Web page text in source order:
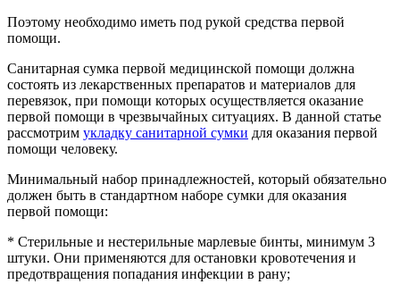
Поэтому необходимо иметь под рукой средства первой
помощи.
Санитарная сумка первой медицинской помощи должна
состоять из лекарственных препаратов и материалов для
перевязок, при помощи которых осуществляется оказание
первой помощи в чрезвычайных ситуациях. В данной статье
рассмотрим укладку санитарной сумки для оказания первой
помощи человеку.
Минимальный набор принадлежностей, который обязательно
должен быть в стандартном наборе сумки для оказания
первой помощи:
* Стерильные и нестерильные марлевые бинты, минимум 3
штуки. Они применяются для остановки кровотечения и
предотвращения попадания инфекции в рану;